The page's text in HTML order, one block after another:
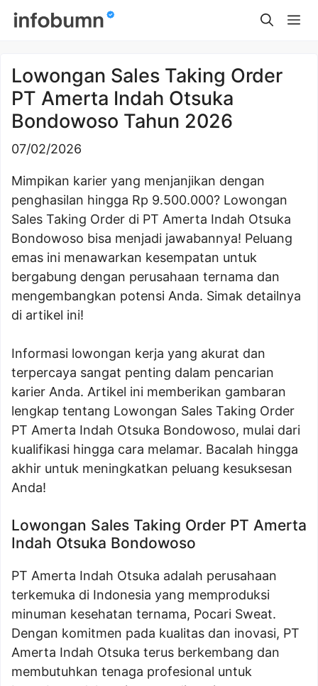
Skip
Lowongan Sales Taking Order
PT Amerta Indah Otsuka
Bondowoso Tahun 2026
07/02/2026
Mimpikan karier yang menjanjikan dengan
penghasilan hingga Rp 9.500.000? Lowongan
Sales Taking Order di PT Amerta Indah Otsuka
Bondowoso bisa menjadi jawabannya! Peluang
emas ini menawarkan kesempatan untuk
bergabung dengan perusahaan ternama dan
mengembangkan potensi Anda. Simak detailnya
di artikel ini!
Informasi lowongan kerja yang akurat dan
terpercaya sangat penting dalam pencarian
karier Anda. Artikel ini memberikan gambaran
lengkap tentang Lowongan Sales Taking Order
PT Amerta Indah Otsuka Bondowoso, mulai dari
kualifikasi hingga cara melamar. Bacalah hingga
akhir untuk meningkatkan peluang kesuksesan
Anda!
Lowongan Sales Taking Order PT Amerta
Indah Otsuka Bondowoso
PT Amerta Indah Otsuka adalah perusahaan
terkemuka di Indonesia yang memproduksi
minuman kesehatan ternama, Pocari Sweat.
Dengan komitmen pada kualitas dan inovasi, PT
Amerta Indah Otsuka terus berkembang dan
membutuhkan tenaga profesional untuk